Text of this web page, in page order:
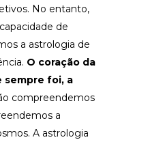
No entanto,
de
a astrologia de
O coração da
sempre foi, a
compreendemos
a
A astrologia